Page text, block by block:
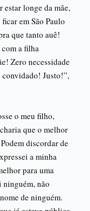
estar longe da mãe,
em São Paulo
que tanto auê!
a filha
Zero necessidade
convidado! Justo!”,
o meu filho,
que o melhor
discordar de
a minha
para uma
ninguém, não
de ninguém.